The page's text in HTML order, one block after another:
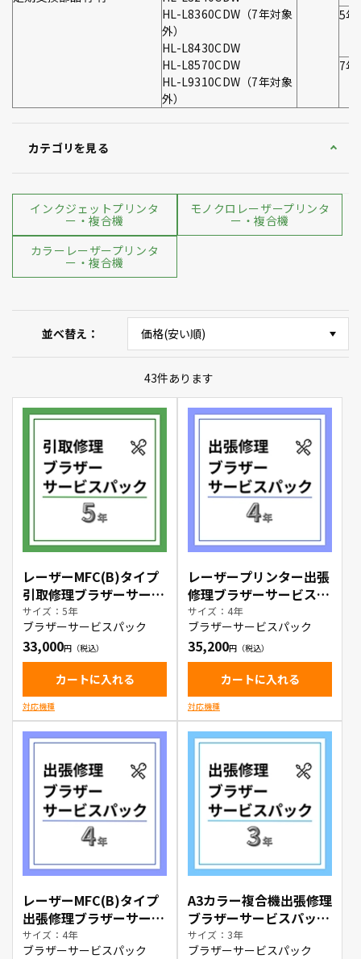
HL-L8360CDW（7年対象
外）
HL-L8430CDW
HL-L8570CDW
HL-L9310CDW（7年対象
外）
5年
7年
カテゴリを見る
インクジェットプリンタ
ー・複合機
モノクロレーザープリンタ
ー・複合機
カラーレーザープリンタ
ー・複合機
並べ替え
43件あります
レーザーMFC(B)タイプ
引取修理ブラザーサービ
スパック5年
サイズ：5年
ブラザーサービスパック
33,000
カートに入れる
対応機種
レーザープリンター出張
修理ブラザーサービスパ
ック4年
サイズ：4年
ブラザーサービスパック
35,200
カートに入れる
対応機種
レーザーMFC(B)タイプ
出張修理ブラザーサービ
スパック4年
サイズ：4年
ブラザーサービスパック
A3カラー複合機出張修理
ブラザーサービスパック
3年
サイズ：3年
ブラザーサービスパック